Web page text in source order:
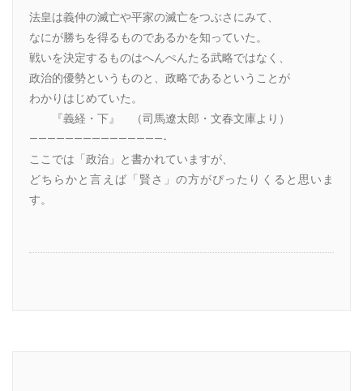
法皇は義仲の滅亡や平家の滅亡をつぶさにみて、
なにが勝ちを得るものであるかを知っていた。
戦いを決定するものはへんぺんたる武略ではなく、
政治的優勢というものと、政略であるということが
わかりはじめていた。
『義経・下』 （司馬遼太郎・文春文庫より）
———————————————-
ここでは「政治」と書かれていますが、
どちらかと言えば「賢さ」の方がぴったりくると思いま
す。